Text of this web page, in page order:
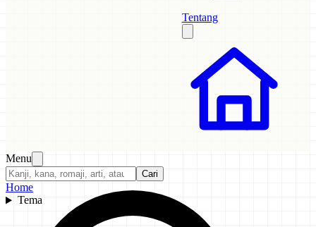
Tentang
Menu
Cari
Home
Tema